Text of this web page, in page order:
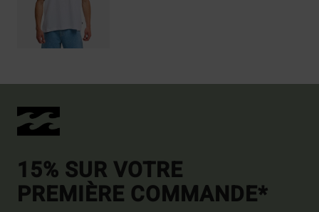
15% SUR VOTRE
PREMIÈRE COMMANDE*